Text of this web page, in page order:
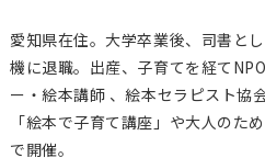
愛知県在住。大学卒業後、司書と
機に退職。出産、子育てを経て
ー・絵本講師 、絵本セラピスト協
「絵本で子育て講座」や大人のた
で開催。